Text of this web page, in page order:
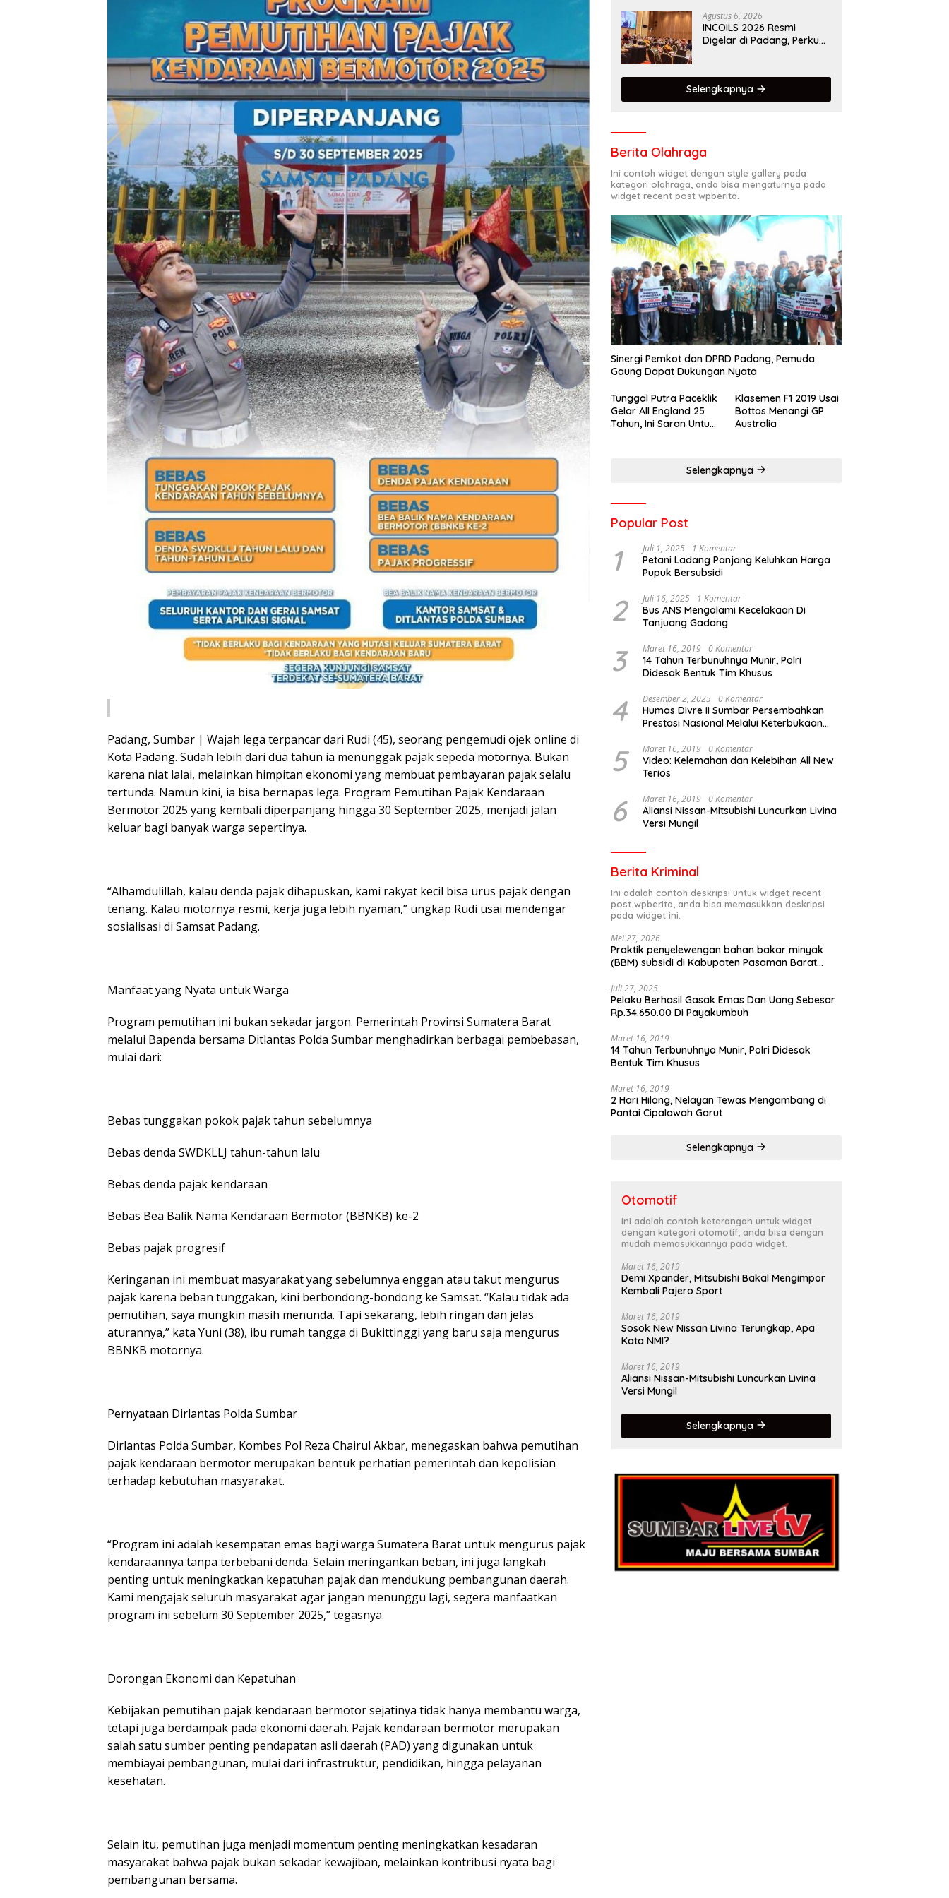
Padang, Sumbar | Wajah lega terpancar dari Rudi (45), seorang pengemudi ojek online di
Kota Padang. Sudah lebih dari dua tahun ia menunggak pajak sepeda motornya. Bukan
karena niat lalai, melainkan himpitan ekonomi yang membuat pembayaran pajak selalu
tertunda. Namun kini, ia bisa bernapas lega. Program Pemutihan Pajak Kendaraan
Bermotor 2025 yang kembali diperpanjang hingga 30 September 2025, menjadi jalan
keluar bagi banyak warga sepertinya.
“Alhamdulillah, kalau denda pajak dihapuskan, kami rakyat kecil bisa urus pajak dengan
tenang. Kalau motornya resmi, kerja juga lebih nyaman,” ungkap Rudi usai mendengar
sosialisasi di Samsat Padang.
Manfaat yang Nyata untuk Warga
Program pemutihan ini bukan sekadar jargon. Pemerintah Provinsi Sumatera Barat
melalui Bapenda bersama Ditlantas Polda Sumbar menghadirkan berbagai pembebasan,
mulai dari:
Bebas tunggakan pokok pajak tahun sebelumnya
Bebas denda SWDKLLJ tahun-tahun lalu
Bebas denda pajak kendaraan
Bebas Bea Balik Nama Kendaraan Bermotor (BBNKB) ke-2
Bebas pajak progresif
Keringanan ini membuat masyarakat yang sebelumnya enggan atau takut mengurus
pajak karena beban tunggakan, kini berbondong-bondong ke Samsat. “Kalau tidak ada
pemutihan, saya mungkin masih menunda. Tapi sekarang, lebih ringan dan jelas
aturannya,” kata Yuni (38), ibu rumah tangga di Bukittinggi yang baru saja mengurus
BBNKB motornya.
Pernyataan Dirlantas Polda Sumbar
Dirlantas Polda Sumbar, Kombes Pol Reza Chairul Akbar, menegaskan bahwa pemutihan
pajak kendaraan bermotor merupakan bentuk perhatian pemerintah dan kepolisian
terhadap kebutuhan masyarakat.
“Program ini adalah kesempatan emas bagi warga Sumatera Barat untuk mengurus pajak
kendaraannya tanpa terbebani denda. Selain meringankan beban, ini juga langkah
penting untuk meningkatkan kepatuhan pajak dan mendukung pembangunan daerah.
Kami mengajak seluruh masyarakat agar jangan menunggu lagi, segera manfaatkan
program ini sebelum 30 September 2025,” tegasnya.
Dorongan Ekonomi dan Kepatuhan
Kebijakan pemutihan pajak kendaraan bermotor sejatinya tidak hanya membantu warga,
tetapi juga berdampak pada ekonomi daerah. Pajak kendaraan bermotor merupakan
salah satu sumber penting pendapatan asli daerah (PAD) yang digunakan untuk
membiayai pembangunan, mulai dari infrastruktur, pendidikan, hingga pelayanan
kesehatan.
Selain itu, pemutihan juga menjadi momentum penting meningkatkan kesadaran
masyarakat bahwa pajak bukan sekadar kewajiban, melainkan kontribusi nyata bagi
pembangunan bersama.
Agustus 6, 2026
INCOILS 2026 Resmi
Digelar di Padang, Perkuat
Selengkapnya
Berita Olahraga
Ini contoh widget dengan style gallery pada
kategori olahraga, anda bisa mengaturnya pada
widget recent post wpberita.
Sinergi Pemkot dan DPRD Padang, Pemuda
Gaung Dapat Dukungan Nyata
Tunggal Putra Paceklik
Gelar All England 25
Tahun, Ini Saran Untuk
Klasemen F1 2019 Usai
Bottas Menangi GP
Australia
Selengkapnya
Popular Post
1 Juli 1, 2025 1 Komentar
Petani Ladang Panjang Keluhkan Harga
Pupuk Bersubsidi
2 Juli 16, 2025 1 Komentar
Bus ANS Mengalami Kecelakaan Di
Tanjuang Gadang
3 Maret 16, 2019 0 Komentar
14 Tahun Terbunuhnya Munir, Polri
Didesak Bentuk Tim Khusus
4 Desember 2, 2025 0 Komentar
Humas Divre II Sumbar Persembahkan
Prestasi Nasional Melalui Keterbukaan
5 Maret 16, 2019 0 Komentar
Video: Kelemahan dan Kelebihan All New
Terios
6 Maret 16, 2019 0 Komentar
Aliansi Nissan-Mitsubishi Luncurkan Livina
Versi Mungil
Berita Kriminal
Ini adalah contoh deskripsi untuk widget recent
post wpberita, anda bisa memasukkan deskripsi
pada widget ini.
Mei 27, 2026
Praktik penyelewengan bahan bakar minyak
(BBM) subsidi di Kabupaten Pasaman Barat
Juli 27, 2025
Pelaku Berhasil Gasak Emas Dan Uang Sebesar
Rp.34.650.00 Di Payakumbuh
Maret 16, 2019
14 Tahun Terbunuhnya Munir, Polri Didesak
Bentuk Tim Khusus
Maret 16, 2019
2 Hari Hilang, Nelayan Tewas Mengambang di
Pantai Cipalawah Garut
Selengkapnya
Otomotif
Ini adalah contoh keterangan untuk widget
dengan kategori otomotif, anda bisa dengan
mudah memasukkannya pada widget.
Maret 16, 2019
Demi Xpander, Mitsubishi Bakal Mengimpor
Kembali Pajero Sport
Maret 16, 2019
Sosok New Nissan Livina Terungkap, Apa
Kata NMI?
Maret 16, 2019
Aliansi Nissan-Mitsubishi Luncurkan Livina
Versi Mungil
Selengkapnya